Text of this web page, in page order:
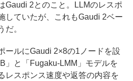
Gaudi 2とのこと。LLMのレスポ
していたが、これもGaudi 2ベー
だ。
ルにGaudi 2×8の1ノードを設
」と「Fugaku-LMM」モデルを
レスポンス速度や返答の内容を